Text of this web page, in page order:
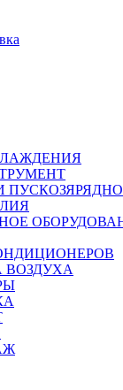
ВОЗДУХА